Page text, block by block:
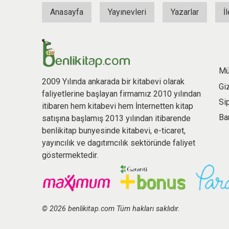
Anasayfa Yayınevleri Yazarlar
2009 Yılında ankarada bir kitabevi olarak
faliyetlerine başlayan firmamız 2010 yılından
itibaren hem kitabevi hem İnternetten kitap
satışına başlamış 2013 yılından itibarende
benlikitap bunyesinde kitabevi, e-ticaret,
yayıncılık ve dagıtımcılık sektöründe faliyet
göstermektedir.
© 2026 benlikitap.com Tüm hakları saklıdır.